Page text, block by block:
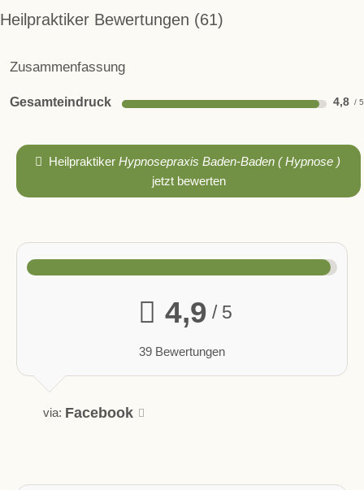
Heilpraktiker Bewertungen 61
Zusammenfassung
Gesamteindruck 4,8
HeilpraktikerHypnosepraxis Baden-Baden ( Hypnose )
jetzt bewerten
4,9 / 5
39 Bewertungen
via: Facebook